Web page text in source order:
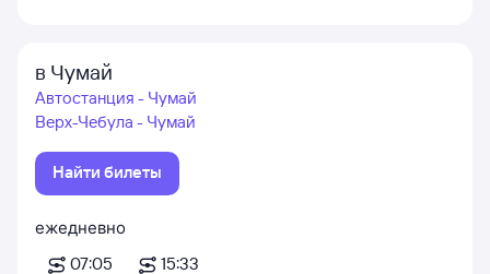
в Чумай
Автостанция - Чумай
Верх-Чебула - Чумай
Найти билеты
ежедневно
07:05
15:33